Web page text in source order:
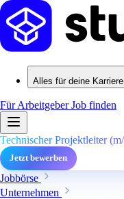
Alles für deine Karriere
Für ArbeitgeberJob finden
Technischer Projektleiter
Jetzt bewerben
Jobbörse
Unternehmen